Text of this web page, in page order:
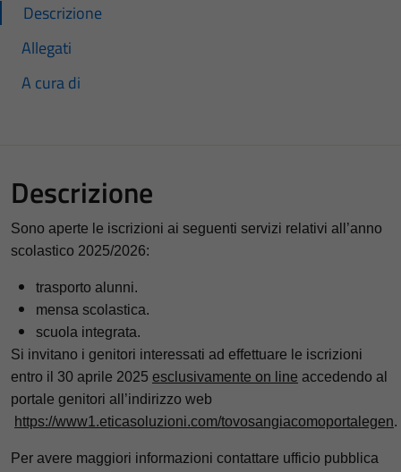
Descrizione
Allegati
A cura di
Descrizione
Sono aperte le iscrizioni ai seguenti servizi relativi all’anno
scolastico 2025/2026:
trasporto alunni.
mensa scolastica.
scuola integrata.
Si invitano i genitori interessati ad effettuare le iscrizioni
entro il 30 aprile 2025 esclusivamente on line accedendo al
portale genitori all’indirizzo web
https://www1.eticasoluzioni.com/tovosangiacomoportalegen.
Per avere maggiori informazioni contattare ufficio pubblica